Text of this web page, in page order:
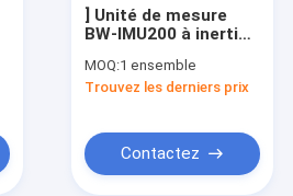
] Unité de mesure
BW-IMU200 à inertie
RS232/RS485/TTL
facultative
MOQ:1 ensemble
Trouvez les derniers prix
Contactez